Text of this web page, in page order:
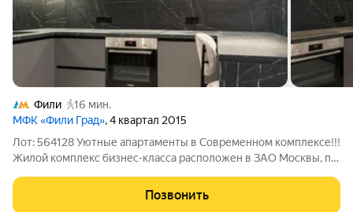
Фили
16 мин.
МФК «Фили Град», 4 квартал 2015
Лот: 564128 Уютные апартаменты в Современном комплексе!!!
Жилой комплекс бизнес-класса расположен в ЗАО Москвы, по
проекта "Большой Сити" О КВАРТИРЕ: -Апартамент общей
площадью 45 кв .м -Сделан
Позвонить